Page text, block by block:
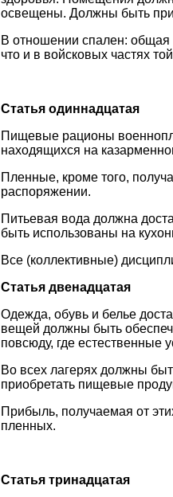
освещены. Должны быть
В отношении спален: общая
что и в войсковых частях
Статья одиннадцатая
Пищевые рационы
находящихся на
Пленные, кроме того,
распоряжении.
Питьевая вода должна
быть использованы на
Все (коллективные)
Статья двенадцатая
Одежда, обувь и белье
вещей должны быть
повсюду, где естественные
Во всех лагерях должны
приобретать пищевые
Прибыль, получаемая от
пленных.
Статья тринадцатая